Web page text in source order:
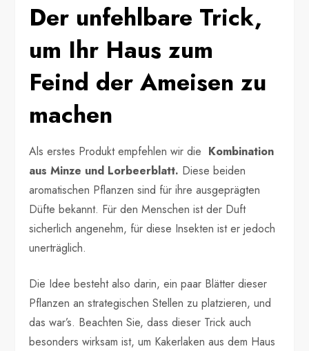
Der unfehlbare Trick,
um Ihr Haus zum
Feind der Ameisen zu
machen
Als erstes Produkt empfehlen wir die Kombination
aus Minze und Lorbeerblatt. Diese beiden
aromatischen Pflanzen sind für ihre ausgeprägten
Düfte bekannt. Für den Menschen ist der Duft
sicherlich angenehm, für diese Insekten ist er jedoch
unerträglich.
Die Idee besteht also darin, ein paar Blätter dieser
Pflanzen an strategischen Stellen zu platzieren, und
das war’s. Beachten Sie, dass dieser Trick auch
besonders wirksam ist, um Kakerlaken aus dem Haus